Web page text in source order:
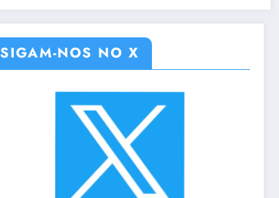
SIGAM-NOS NO X